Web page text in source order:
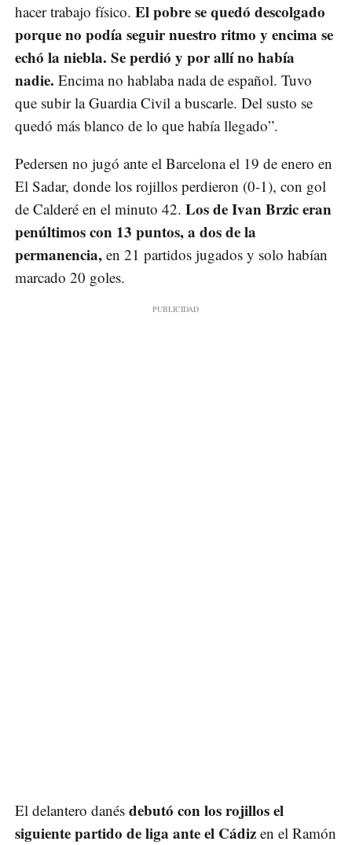
hacer trabajo físico. El pobre se quedó descolgado
porque no podía seguir nuestro ritmo y encima se
echó la niebla. Se perdió y por allí no había
nadie. Encima no hablaba nada de español. Tuvo
que subir la Guardia Civil a buscarle. Del susto se
quedó más blanco de lo que había llegado”.
Pedersen no jugó ante el Barcelona el 19 de enero en
El Sadar, donde los rojillos perdieron (0-1), con gol
de Calderé en el minuto 42. Los de Ivan Brzic eran
penúltimos con 13 puntos, a dos de la
permanencia, en 21 partidos jugados y solo habían
marcado 20 goles.
El delantero danés debutó con los rojillos el
siguiente partido de liga ante el Cádiz en el Ramón